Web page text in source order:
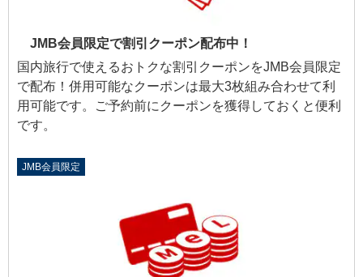
JMB会員限定で割引クーポン配布中！
国内旅行で使えるおトクな割引クーポンをJMB会員限定
で配布！併用可能なクーポンは最大3枚組み合わせて利
用可能です。ご予約前にクーポンを獲得しておくと便利
です。
JMB会員限定